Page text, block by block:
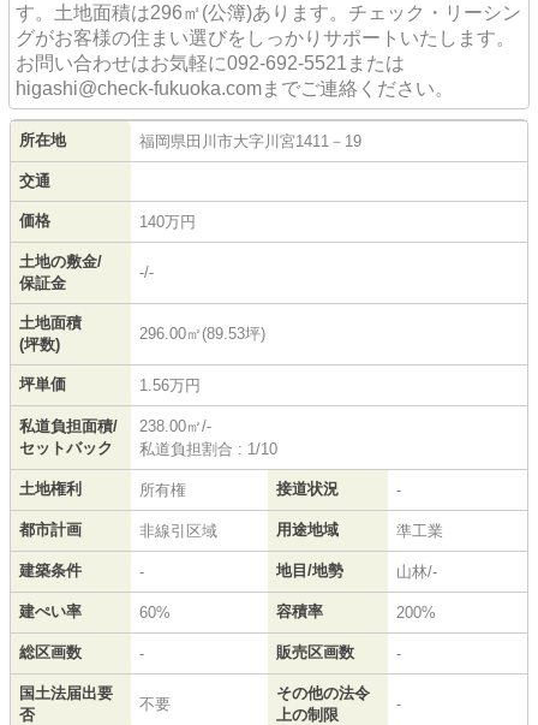
す。土地面積は296㎡(公簿)あります。チェック・リーシン
グがお客様の住まい選びをしっかりサポートいたします。
お問い合わせはお気軽に092-692-5521または
higashi@check-fukuoka.comまでご連絡ください。
所在地 福岡県 田川市大字川宮1411－19
交通
価格 140万円
土地の敷金/
保証金
-/-
土地面積
(坪数)
296.00㎡(89.53坪)
坪単価 1.56万円
私道負担面積/
セットバック
238.00㎡/-
私道負担割合 : 1/10
土地権利 所有権 接道状況 -
都市計画 非線引区域 用途地域 準工業
建築条件 - 地目/地勢 山林/-
建ぺい率 60% 容積率 200%
総区画数 - 販売区画数 -
国土法届出要
否
不要
その他の法令
上の制限
-